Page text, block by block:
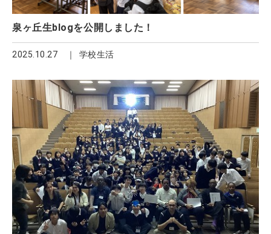
泉ヶ丘生blogを公開しました！
2025.10.27 学校生活